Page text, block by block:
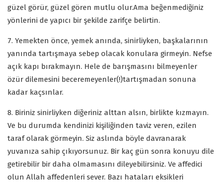
güzel görür, güzel gören mutlu olur.Ama beğenmediğiniz
yönlerini de yapıcı bir şekilde zarifçe belirtin.
7. Yemekten önce, yemek anında, sinirliyken, başkalarının
yanında tartışmaya sebep olacak konulara girmeyin. Nefse
açık kapı bırakmayın. Hele de barışmasını bilmeyenler
özür dilemesini beceremeyenler(!)tartışmadan sonuna
kadar kaçsınlar.
8. Biriniz sinirliyken diğeriniz alttan alsın, birlikte kızmayın.
Ve bu durumda kendinizi kişiliğinden taviz veren, ezilen
taraf olarak görmeyin. Siz aslında böyle davranarak
yuvanıza sahip çıkıyorsunuz. Bir kaç gün sonra konuyu dile
getirebilir bir daha olmamasını dileyebilirsiniz. Ve affedici
olun Allah affedenleri sever. Bazı hataları eksikleri